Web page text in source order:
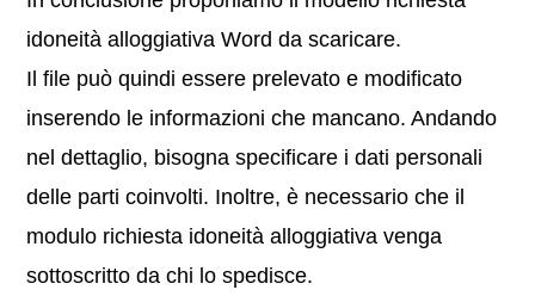
idoneità alloggiativa Word da scaricare.
Il file può quindi essere prelevato e modificato
inserendo le informazioni che mancano. Andando
nel dettaglio, bisogna specificare i dati personali
delle parti coinvolti. Inoltre, è necessario che il
modulo richiesta idoneità alloggiativa venga
sottoscritto da chi lo spedisce.